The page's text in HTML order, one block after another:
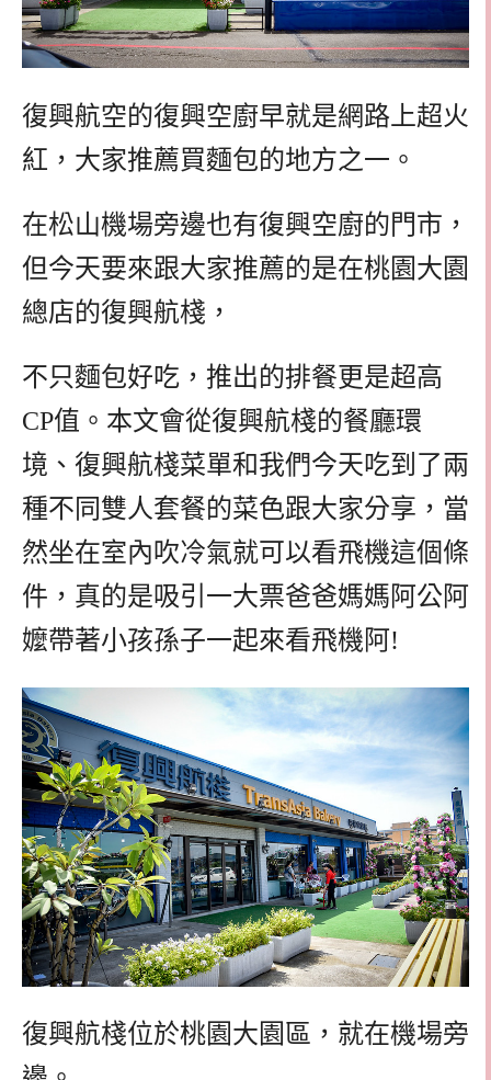
復興航空的復興空廚早就是網路上超火
紅，大家推薦買麵包的地方之一。
在松山機場旁邊也有復興空廚的門市，
但今天要來跟大家推薦的是在桃園大園
總店的復興航棧，
不只麵包好吃，推出的排餐更是超高
CP值。本文會從復興航棧的餐廳環
境、復興航棧菜單和我們今天吃到了兩
種不同雙人套餐的菜色跟大家分享，當
然坐在室內吹冷氣就可以看飛機這個條
件，真的是吸引一大票爸爸媽媽阿公阿
嬤帶著小孩孫子一起來看飛機阿!
復興航棧位於桃園大園區，就在機場旁